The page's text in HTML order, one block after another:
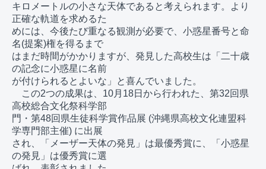
キロメートルの小さな天体であると考えられます。より
正確な軌道を求めるた
めには、今後たび重なる観測が必要で、小惑星番号と命
名(提案)権を得るまで
はまだ時間がかかりますが、発見した高校生は「二十歳
の記念に小惑星に名前
が付けられるとよいな」と喜んでいました。
この2つの成果は、10月18日から行われた、第32回県
高校総合文化祭科学部
門・第48回県生徒科学賞作品展 (沖縄県高校文化連盟科
学専門部主催) に出展
され、「メーザー天体の発見」は最優秀賞に、「小惑星
の発見」は優秀賞に選